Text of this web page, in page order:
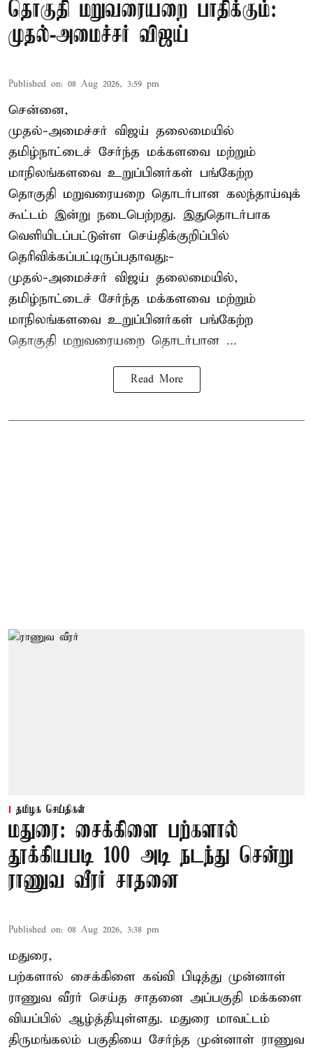
தொகுதி மறுவரையறை பாதிக்கும்:
முதல்-அமைச்சர் விஜய்
Published on: 08 Aug 2026, 3:59 pm
சென்னை,
முதல்-அமைச்சர் விஜய் தலைமையில்
தமிழ்நாட்டைச் சேர்ந்த மக்களவை மற்றும்
மாநிலங்களவை உறுப்பினர்கள் பங்கேற்ற
தொகுதி மறுவரையறை தொடர்பான கலந்தாய்வுக்
கூட்டம் இன்று நடைபெற்றது. இதுதொடர்பாக
வெளியிடப்பட்டுள்ள செய்திக்குறிப்பில்
தெரிவிக்கப்பட்டிருப்பதாவது:-
முதல்-அமைச்சர் விஜய் தலைமையில்,
தமிழ்நாட்டைச் சேர்ந்த மக்களவை மற்றும்
மாநிலங்களவை உறுப்பினர்கள் பங்கேற்ற
தொகுதி மறுவரையறை தொடர்பான ...
Read More
தமிழக செய்திகள்
மதுரை: சைக்கிளை பற்களால்
தூக்கியபடி 100 அடி நடந்து சென்று
ராணுவ வீரர் சாதனை
Published on: 08 Aug 2026, 3:38 pm
மதுரை,
பற்களால் சைக்கிளை கவ்வி பிடித்து முன்னாள்
ராணுவ வீரர் செய்த சாதனை அப்பகுதி மக்களை
வியப்பில் ஆழ்த்தியுள்ளது. மதுரை மாவட்டம்
திருமங்கலம் பகுதியை சேர்ந்த முன்னாள் ராணுவ